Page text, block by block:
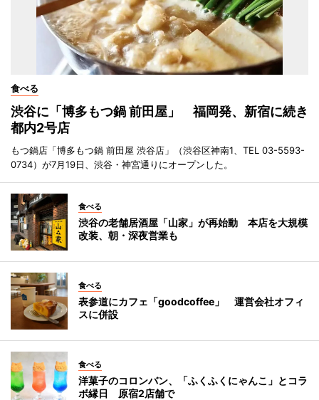
食べる
渋谷に「博多もつ鍋 前田屋」 福岡発、新宿に続き
都内2号店
もつ鍋店「博多もつ鍋 前田屋 渋谷店」（渋谷区神南1、TEL 03-5593-
0734）が7月19日、渋谷・神宮通りにオープンした。
食べる
渋谷の老舗居酒屋「山家」が再始動 本店を大規模
改装、朝・深夜営業も
食べる
表参道にカフェ「goodcoffee」 運営会社オフィ
スに併設
食べる
洋菓子のコロンバン、「ふくふくにゃんこ」とコラ
ボ縁日 原宿2店舗で